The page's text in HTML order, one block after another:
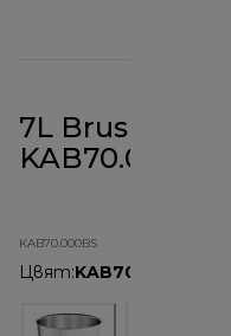
7L Brushed
KAB70.000BS
KAB70.000BS
Цвят:KAB70.000BS